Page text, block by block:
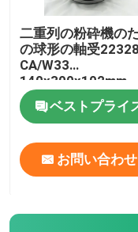
二重列の粉砕機の
の球形の軸受22328
CA/W33
140x300x102mm
ベストプライ
お問い合わせ